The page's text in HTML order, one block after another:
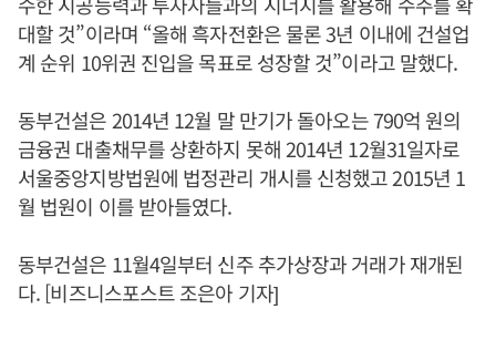
대할 것”이라며 “올해 흑자전환은 물론 3년 이내에 건설업
계 순위 10위권 진입을 목표로 성장할 것”이라고 말했다.
동부건설은 2014년 12월 말 만기가 돌아오는 790억 원의
금융권 대출채무를 상환하지 못해 2014년 12월31일자로
서울중앙지방법원에 법정관리 개시를 신청했고 2015년 1
월 법원이 이를 받아들였다.
동부건설은 11월4일부터 신주 추가상장과 거래가 재개된
다. [비즈니스포스트 조은아 기자]